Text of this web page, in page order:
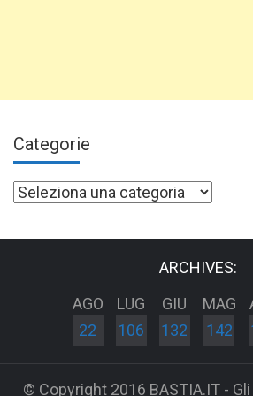
Categorie
Categorie
ARCHIVES:
AGO
22
LUG
106
GIU
132
MAG
142
© Copyright 2016 BASTIA.IT -